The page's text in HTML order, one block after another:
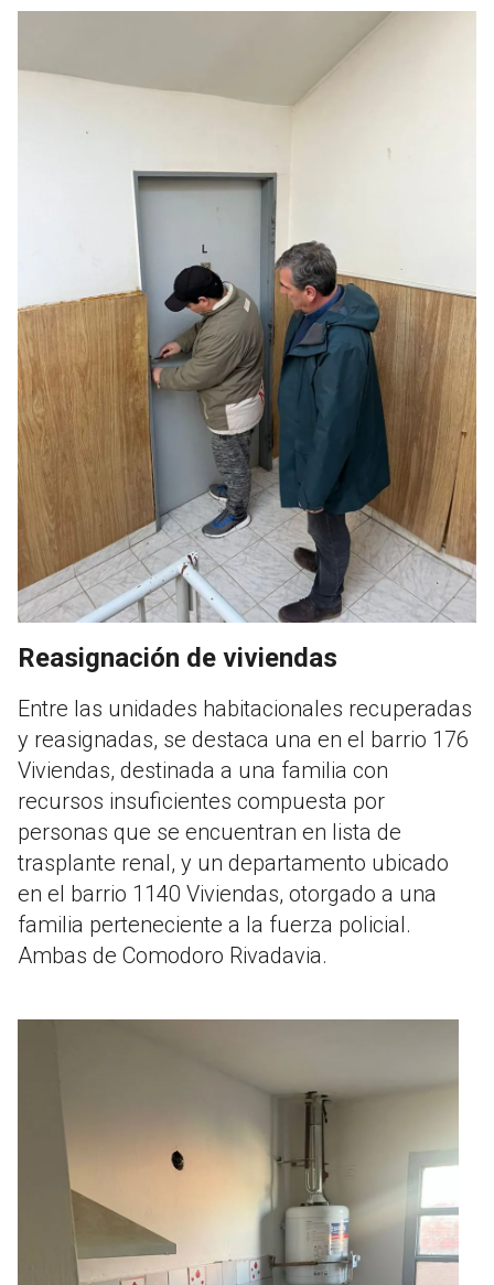
Reasignación de viviendas
Entre las unidades habitacionales recuperadas
y reasignadas, se destaca una en el barrio 176
Viviendas, destinada a una familia con
recursos insuficientes compuesta por
personas que se encuentran en lista de
trasplante renal, y un departamento ubicado
en el barrio 1140 Viviendas, otorgado a una
familia perteneciente a la fuerza policial.
Ambas de Comodoro Rivadavia.